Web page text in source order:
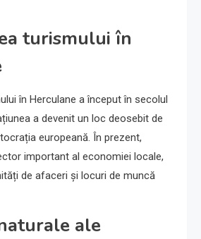
turismului în
în Herculane a început în secolul
a devenit un loc deosebit de
europeană. În prezent,
important al economiei locale,
de afaceri și locuri de muncă
ale